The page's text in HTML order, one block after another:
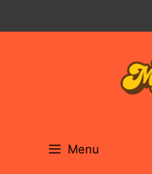
naar
Menu